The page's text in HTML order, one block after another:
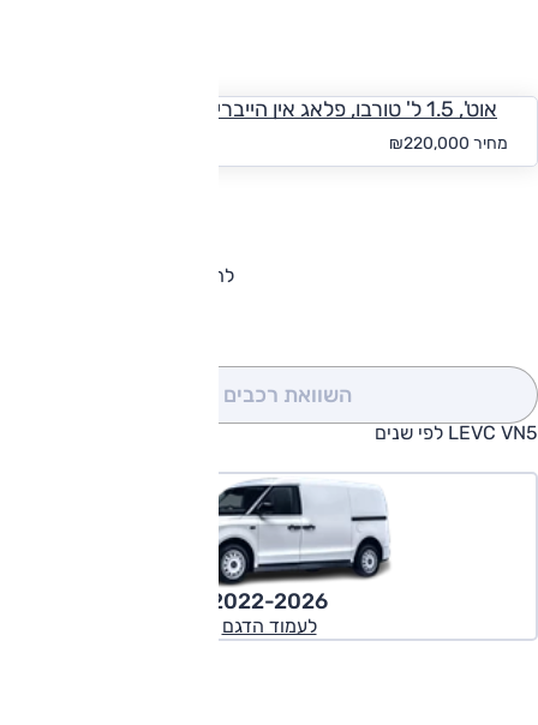
אוט', 1.5 ל' טורבו, פלאג אין הייבריד
מחיר
להורדת קטלוג LEVC VN5
השוואת רכבים
LEVC VN5 לפי שנים
2022-2026
לעמוד הדגם